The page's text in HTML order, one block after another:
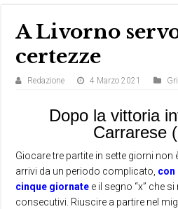
A Livorno
certezze
Redazione 4 Marzo 2021
Dopo la vittoria
Carrarese
Giocare tre partite in sette giorni non
arrivi da un periodo complicato, con
cinque giornate e il segno “x” che
consecutivi. Riuscire a partire nel